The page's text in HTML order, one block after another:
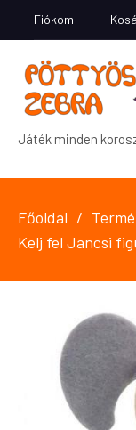
Fiókom
Játék minden
Főoldal
Kelj fel Jancsi